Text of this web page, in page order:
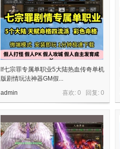
lf七宗罪专属单职业5大陆热血传奇单机
版剧情玩法神器GM假...
喜欢: 0 回复: 0
admin